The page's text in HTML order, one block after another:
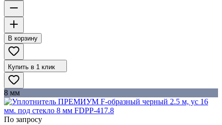
В корзину
Купить в 1 клик
8 мм
По запросу